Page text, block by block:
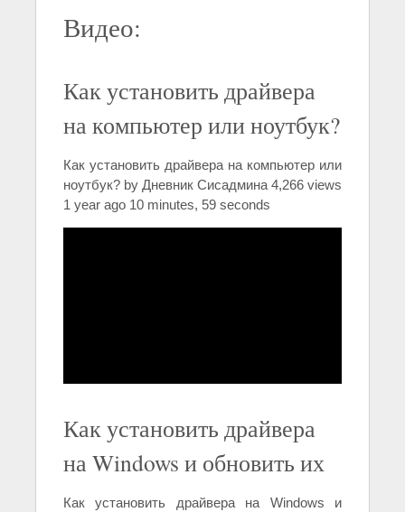
Видео:
Как установить драйвера
на компьютер или ноутбук?
Как установить драйвера на компьютер или
ноутбук? by Дневник Сисадмина 4,266 views
1 year ago 10 minutes, 59 seconds
Как установить драйвера
на Windows и обновить их
Как установить драйвера на Windows и